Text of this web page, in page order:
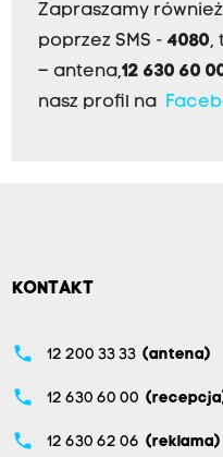
Zapraszamy
poprzez SMS - 4080,
– antena,12 630 60
nasz profil na
KONTAKT
phone 12 200 33 33 (antena)
phone 12 630 60 00
phone 12 630 62 06 (reklama)